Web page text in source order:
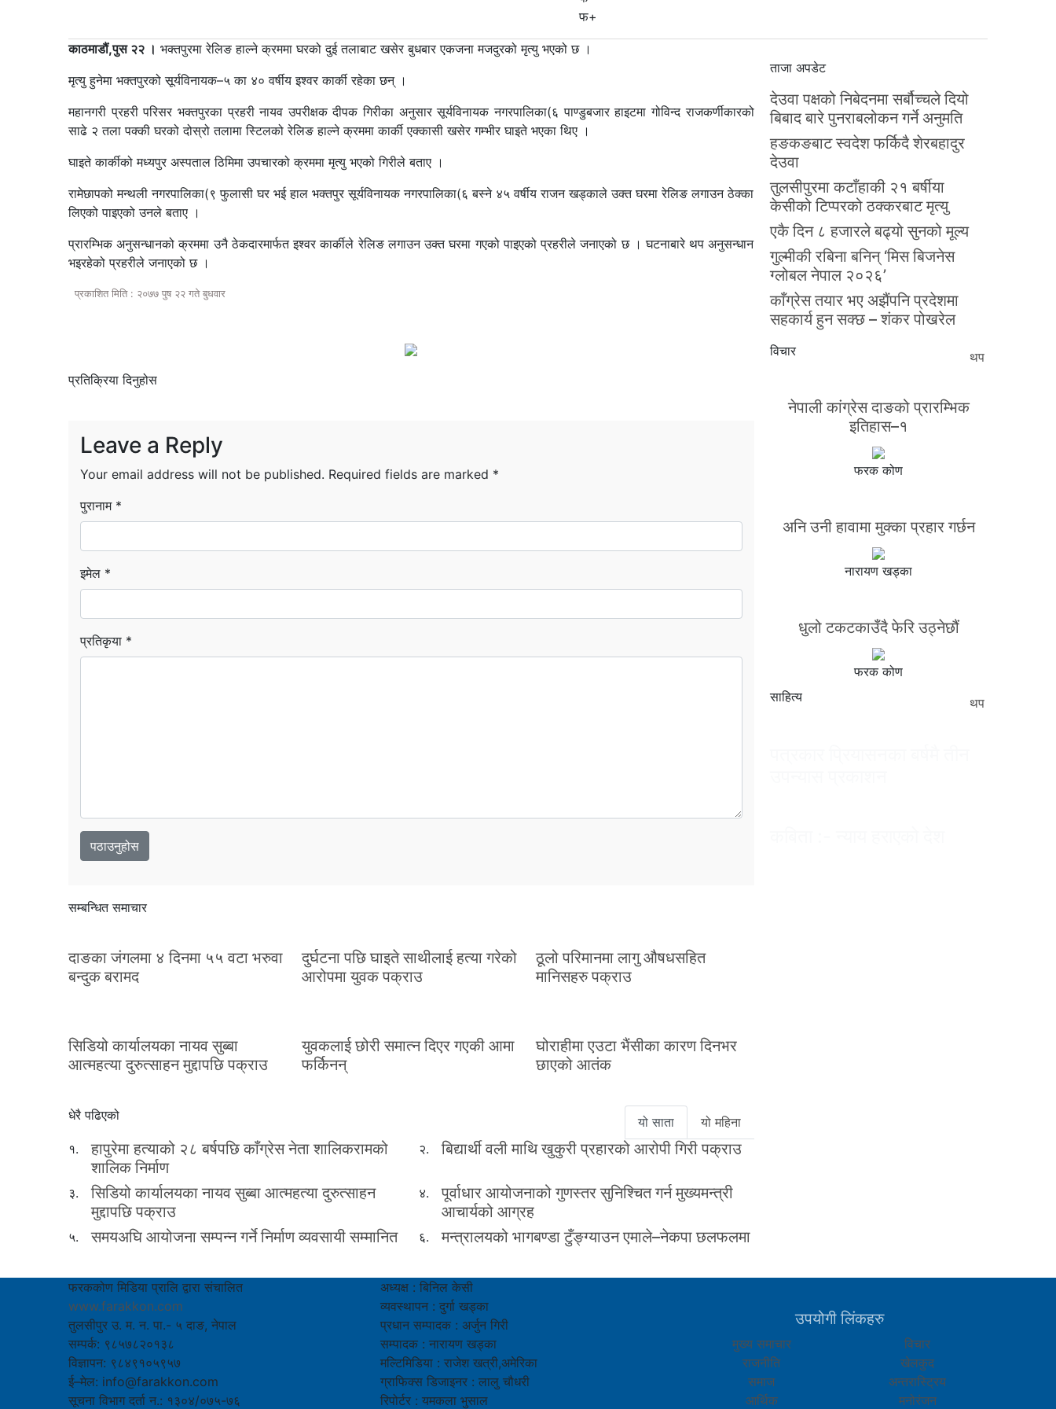
फ+
काठमाडौं,पुस २२ । भक्तपुरमा रेलिङ हाल्ने क्रममा घरको दुई तलाबाट खसेर बुधबार एकजना मजदुरको मृत्यु भएको छ ।
मृत्यु हुनेमा भक्तपुरको सूर्यविनायक–५ का ४० वर्षीय इश्‍वर कार्की रहेका छन् ।
महानगरी प्रहरी परिसर भक्तपुरका प्रहरी नायव उपरीक्षक दीपक गिरीका अनुसार सूर्यविनायक नगरपालिका(६ पाण्डुबजार हाइटमा गोविन्द राजकर्णीकारको
साढे २ तला पक्की घरको दोस्रो तलामा स्टिलको रेलिङ हाल्ने क्रममा कार्की एक्कासी खसेर गम्भीर घाइते भएका थिए ।
घाइते कार्कीको मध्यपुर अस्पताल ठिमिमा उपचारको क्रममा मृत्यु भएको गिरीले बताए ।
रामेछापको मन्थली नगरपालिका(९ फुलासी घर भई हाल भक्तपुर सूर्यविनायक नगरपालिका(६ बस्ने ४५ वर्षीय राजन खड्काले उक्त घरमा रेलिङ लगाउन ठेक्का
लिएको पाइएको उनले बताए ।
प्रारम्भिक अनुसन्धानको क्रममा उनै ठेकदारमार्फत इश्‍वर कार्कीले रेलिङ लगाउन उक्त घरमा गएको पाइएको प्रहरीले जनाएको छ । घटनाबारे थप अनुसन्धान
भइरहेको प्रहरीले जनाएको छ ।
प्रकाशित मिति : २०७७ पुष २२ गते बुधवार
प्रतिक्रिया दिनुहोस
Leave a Reply
Your email address will not be published. Required fields are marked *
पुरानाम *
इमेल *
प्रतिकृया *
सम्बन्धित समाचार
दाङका जंगलमा ४ दिनमा ५५ वटा भरुवा
बन्दुक बरामद
दुर्घटना पछि घाइते साथीलाई हत्या गरेको
आरोपमा युवक पक्राउ
ठूलो परिमानमा लागु औषधसहित
मानिसहरु पक्राउ
सिडियो कार्यालयका नायव सुब्बा
आत्महत्या दुरुत्साहन मुद्दापछि पक्राउ
युवकलाई छोरी समात्न दिएर गएकी आमा
फर्किनन्
घोराहीमा एउटा भैंसीका कारण दिनभर
छाएको आतंक
धेरै पढिएको यो साता
यो महिना
१.
हापुरेमा हत्याको २८ बर्षपछि काँग्रेस नेता शालिकरामको
शालिक निर्माण
२. बिद्यार्थी वली माथि खुकुरी प्रहारको आरोपी गिरी पक्राउ
३.
सिडियो कार्यालयका नायव सुब्बा आत्महत्या दुरुत्साहन
मुद्दापछि पक्राउ
४.
पूर्वाधार आयोजनाको गुणस्तर सुनिश्चित गर्न मुख्यमन्त्री
आचार्यको आग्रह
५. समयअघि आयोजना सम्पन्न गर्ने निर्माण व्यवसायी सम्मानित ६. मन्त्रालयको भागबण्डा टुँङ्ग्याउन एमाले–नेकपा छलफलमा
ताजा अपडेट
देउवा पक्षको निबेदनमा सर्बौच्चले दियो
बिबाद बारे पुनराबलोकन गर्ने अनुमति
हङकङबाट स्वदेश फर्किदै शेरबहादुर
देउवा
तुलसीपुरमा कटाँहाकी २१ बर्षीया
केसीको टिप्परको ठक्करबाट मृत्यु
एकै दिन ८ हजारले बढ्यो सुनको मूल्य
गुल्मीकी रबिना बनिन् ‘मिस बिजनेस
ग्लोबल नेपाल २०२६’
काँग्रेस तयार भए अझैंपनि प्रदेशमा
सहकार्य हुन सक्छ – शंकर पोखरेल
विचार थप
नेपाली कांग्रेस दाङको प्रारम्भिक
इतिहास–१
फरक कोण
अनि उनी हावामा मुक्का प्रहार गर्छन
नारायण खड्का
धुलो टकटकाउँदै फेरि उठ्नेछौं
फरक कोण
साहित्य
थप
फरककोण मिडिया प्रालि द्वारा संचालित
www.farakkon.com
तुलसीपुर उ. म. न. पा.- ५ दाङ, नेपाल
सम्पर्क: ९८५७८२०१३८
विज्ञापन: ९८४९१०५९५७
ई–मेल: info@farakkon.com
सूचना विभाग दर्ता न.: १३०४/०७५-७६
अध्यक्ष : बिनिल केसी
व्यवस्थापन : दुर्गा खड्का
प्रधान सम्पादक : अर्जुन गिरी
सम्पादक : नारायण खड्का
मल्टिमिडिया : राजेश खत्री,अमेरिका
ग्राफिक्स डिजाइनर : लालु चौधरी
रिपोर्टर : यमकला भुसाल
उपयोगी लिंकहरु
मुख्य समाचार
राजनीति
समाज
आर्थिक
विचार
खेलकुद
अन्तरास्ट्रिय
मनोरंजन